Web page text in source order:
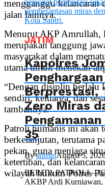
mengganggu kelancaran
jalan lainnya.
Menurut AKP Amrullah,
merupakan tanggung
masyarakat dalam
utama untuk menekan
“Dengan disiplin berlalu
sendiri, keluarga, dan
tambahnya.
Patroli humanis ini akan
berkelanjutan, terutama
pekan, guna menjaga
ketertiban, dan
wilayah hukum Polres
JATIM
Kapolres
Berprestasi,
Zero Miras
35
ByadminAugust 5,
BERITA PATROLI –
AKBP Ardi Kurniawan,